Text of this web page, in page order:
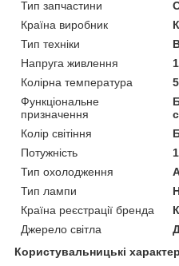
Тип запчастини
Країна виробник
Тип техніки
Напруга живлення
Колірна температура
Функціональне
призначення
Колір світіння
Потужність
Тип охолодження
Тип лампи
Країна реєстрації бренда
Джерело світла
Користувальницькі